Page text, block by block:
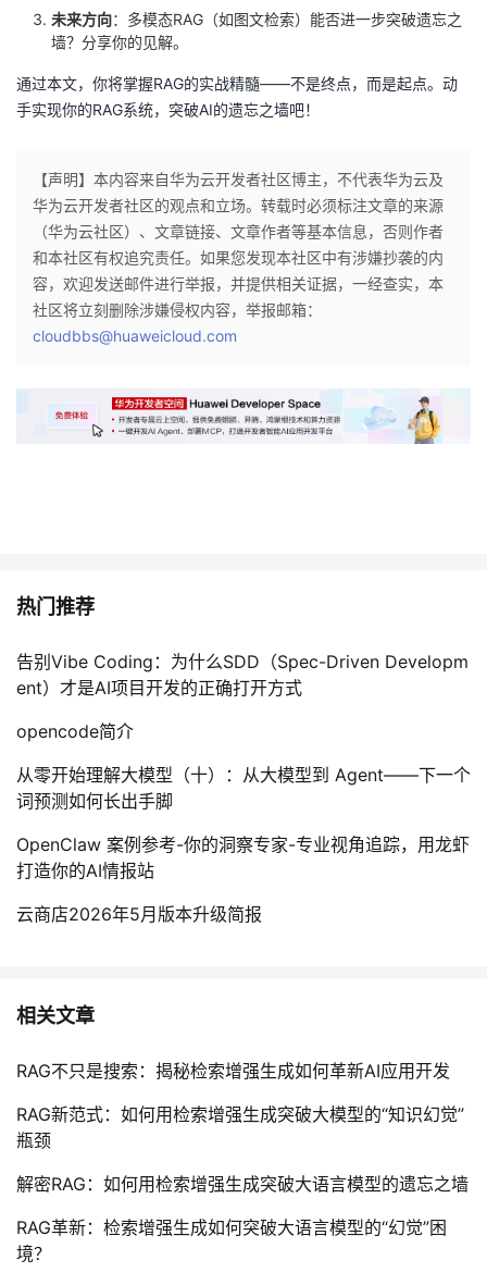
未来方向：多模态RAG（如图文检索）能否进一步突破遗忘之
墙？分享你的见解。
通过本文，你将掌握RAG的实战精髓——不是终点，而是起点。动
手实现你的RAG系统，突破AI的遗忘之墙吧！
【声明】本内容来自华为云开发者社区博主，不代表华为云及
华为云开发者社区的观点和立场。转载时必须标注文章的来源
（华为云社区）、文章链接、文章作者等基本信息，否则作者
和本社区有权追究责任。如果您发现本社区中有涉嫌抄袭的内
容，欢迎发送邮件进行举报，并提供相关证据，一经查实，本
社区将立刻删除涉嫌侵权内容，举报邮箱：
cloudbbs@huaweicloud.com
热门推荐
告别Vibe Coding：为什么SDD（Spec-Driven Developm
ent）才是AI项目开发的正确打开方式
opencode简介
从零开始理解大模型（十）：从大模型到 Agent——下一个
词预测如何长出手脚
OpenClaw 案例参考-你的洞察专家-专业视角追踪，用龙虾
打造你的AI情报站
云商店2026年5月版本升级简报
相关文章
RAG不只是搜索：揭秘检索增强生成如何革新AI应用开发
RAG新范式：如何用检索增强生成突破大模型的“知识幻觉”
瓶颈
解密RAG：如何用检索增强生成突破大语言模型的遗忘之墙
RAG革新：检索增强生成如何突破大语言模型的“幻觉”困
境？